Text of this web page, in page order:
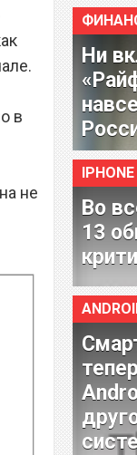
в
не
Ни
Во
13